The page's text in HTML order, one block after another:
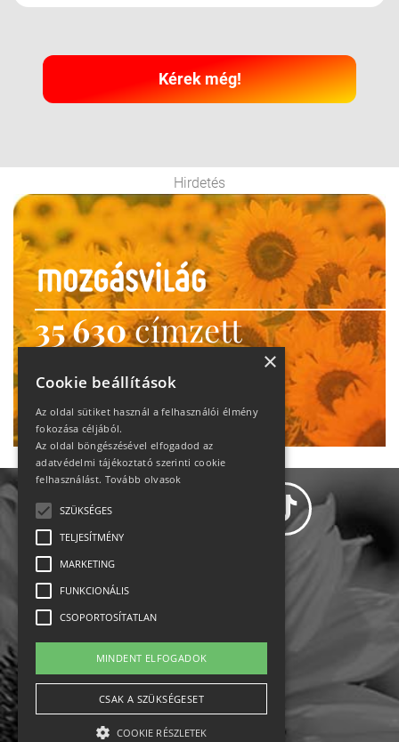
Kérek még!
Hirdetés
35 630címzett
heti motiváció
Ne maradj le!
Állásajánlatok
Impresszum-kapcsolat
Jogi nyilatkozat
×
Cookie beállítások
Az oldal sütiket használ a felhasználói élmény
fokozása céljából.
Az oldal böngészésével elfogadod az
adatvédelmi tájékoztató szerinti cookie
felhasználást. Tovább olvasok
SZÜKSÉGES
TELJESÍTMÉNY
MARKETING
FUNKCIONÁLIS
CSOPORTOSÍTATLAN
MINDENT ELFOGADOK
CSAK A SZÜKSÉGESET
COOKIE RÉSZLETEK